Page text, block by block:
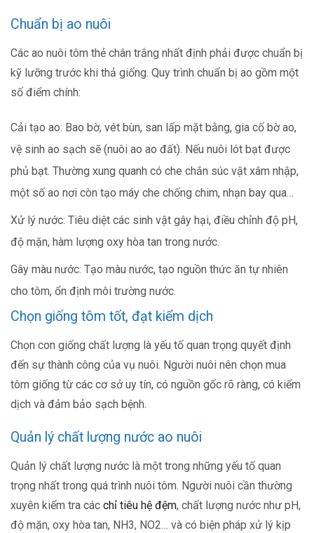
Chuẩn bị ao nuôi
Các ao nuôi tôm thẻ chân trắng nhất định phải được chuẩn bị
kỹ lưỡng trước khi thả giống. Quy trình chuẩn bị ao gồm một
số điểm chính:
Cải tạo ao: Bao bờ, vét bùn, san lấp mặt bằng, gia cố bờ ao,
vệ sinh ao sạch sẽ (nuôi ao ao đất). Nếu nuôi lót bạt được
phủ bạt. Thường xung quanh có che chắn súc vật xâm nhập,
một số ao nơi còn tạo máy che chống chim, nhạn bay qua…
Xử lý nước: Tiêu diệt các sinh vật gây hại, điều chỉnh độ pH,
độ mặn, hàm lượng oxy hòa tan trong nước.
Gây màu nước: Tạo màu nước, tạo nguồn thức ăn tự nhiên
cho tôm, ổn định môi trường nước.
Chọn giống tôm tốt, đạt kiểm dịch
Chọn con giống chất lượng là yếu tố quan trọng quyết định
đến sự thành công của vụ nuôi. Người nuôi nên chọn mua
tôm giống từ các cơ sở uy tín, có nguồn gốc rõ ràng, có kiểm
dịch và đảm bảo sạch bệnh.
Quản lý chất lượng nước ao nuôi
Quản lý chất lượng nước là một trong những yếu tố quan
trọng nhất trong quá trình nuôi tôm. Người nuôi cần thường
xuyên kiểm tra các chỉ tiêu hệ đệm, chất lượng nước như pH,
độ mặn, oxy hòa tan, NH3, NO2… và có biện pháp xử lý kịp